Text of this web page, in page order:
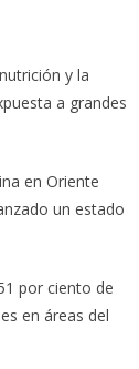
y la
a grandes
en Oriente
un estado
por ciento de
en áreas del